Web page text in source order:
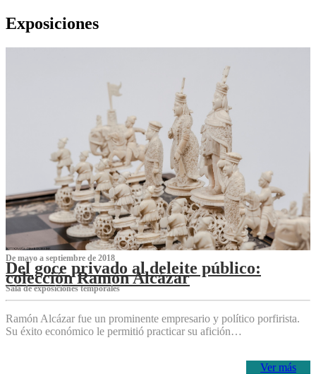
Exposiciones
De mayo a septiembre de 2018
Del goce privado al deleite público:
colección Ramón Alcázar
Sala de exposiciones temporales
Ramón Alcázar fue un prominente empresario y político porfirista.
Su éxito económico le permitió practicar su afición…
Ver más